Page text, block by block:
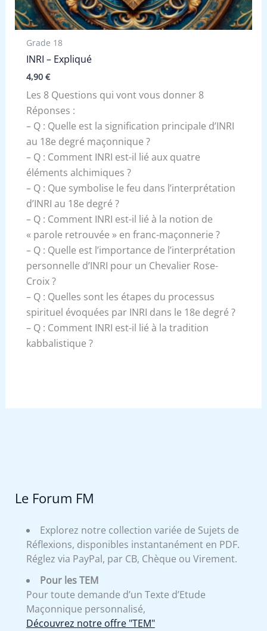
Grade 18
INRI – Expliqué
4,90 €
Les 8 Questions qui vont vous donner 8
Réponses :
– Q : Quelle est la signification principale d’INRI
au 18e degré maçonnique ?
– Q : Comment INRI est-il lié aux quatre
éléments alchimiques ?
– Q : Que symbolise le feu dans l’interprétation
d’INRI au 18e degré ?
– Q : Comment INRI est-il lié à la notion de
« parole retrouvée » en franc-maçonnerie ?
– Q : Quelle est l’importance de l’interprétation
personnelle d’INRI pour un Chevalier Rose-
Croix ?
– Q : Quelles sont les étapes du processus
spirituel évoquées par INRI dans le 18e degré ?
– Q : Comment INRI est-il lié à la tradition
kabbalistique ?
Le Forum FM
Explorez notre collection variée de Sujets de
Réflexions, disponibles instantanément en PDF.
Réglez via PayPal, par CB, Chèque ou Virement.
Pour les TEM
Pour toute demande d’un Texte d’Etude
Maçonnique personnalisé,
Découvrez notre offre "TEM"